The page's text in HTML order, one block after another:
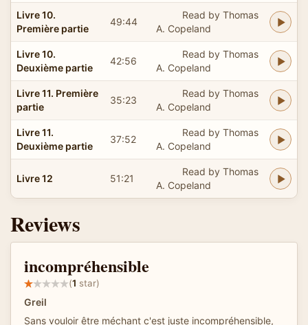
Livre 10.
Première partie
49:44
Read by Thomas
A. Copeland
Livre 10.
Deuxième partie
42:56
Read by Thomas
A. Copeland
Livre 11. Première
partie
35:23
Read by Thomas
A. Copeland
Livre 11.
Deuxième partie
37:52
Read by Thomas
A. Copeland
Livre 12 51:21
Read by Thomas
A. Copeland
Reviews
incompréhensible
(1 star)
Greil
Sans vouloir être méchant c'est juste incompréhensible,